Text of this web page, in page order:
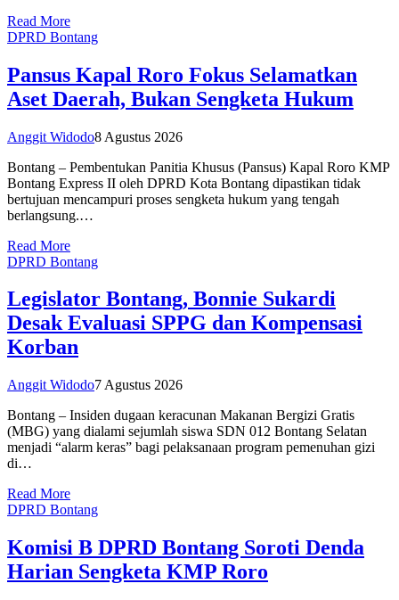
Read More
DPRD Bontang
Pansus Kapal Roro Fokus Selamatkan
Aset Daerah, Bukan Sengketa Hukum
Anggit Widodo8 Agustus 2026
Bontang – Pembentukan Panitia Khusus (Pansus) Kapal Roro KMP
Bontang Express II oleh DPRD Kota Bontang dipastikan tidak
bertujuan mencampuri proses sengketa hukum yang tengah
berlangsung.…
Read More
DPRD Bontang
Legislator Bontang, Bonnie Sukardi
Desak Evaluasi SPPG dan Kompensasi
Korban
Anggit Widodo7 Agustus 2026
Bontang – Insiden dugaan keracunan Makanan Bergizi Gratis
(MBG) yang dialami sejumlah siswa SDN 012 Bontang Selatan
menjadi “alarm keras” bagi pelaksanaan program pemenuhan gizi
di…
Read More
DPRD Bontang
Komisi B DPRD Bontang Soroti Denda
Harian Sengketa KMP Roro